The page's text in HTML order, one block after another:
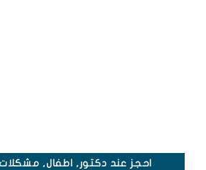
احجز عند دكتور , اطفال,